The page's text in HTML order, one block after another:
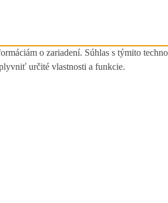
o zariadení. Súhlas s týmito
určité vlastnosti a funkcie.